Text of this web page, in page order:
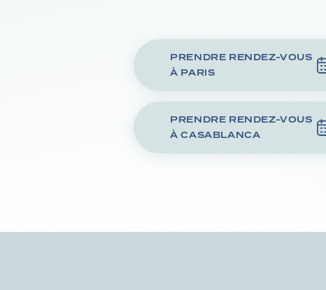
PRENDRE RENDEZ-VOUS
À PARIS
PRENDRE RENDEZ-VOUS
À CASABLANCA